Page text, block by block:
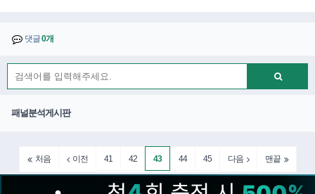
댓글0개
패널분석게시판
처음 이전 41 42 43 44 45 다음 맨끝